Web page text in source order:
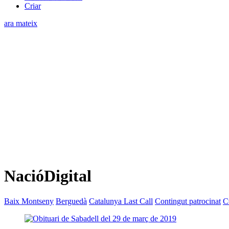
Criar
ara mateix
NacióDigital
Baix Montseny Berguedà Catalunya Last Call Contingut patrocinat